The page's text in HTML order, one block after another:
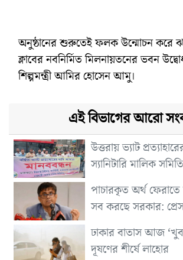
অনুষ্ঠানের শুরুতেই ফলক উন্মোচন করে
ক্লাবের নবনির্মিত মিলনায়তনের ভবন
শিল্পমন্ত্রী আমির হোসেন আমু।
এই বিভাগের আরো
উত্তরায় ভ্যাট
স্যানিটারি মালিক
পাচারকৃত অর্থ
সব করছে সরকার:
ঢাকার বাতাস আজ
দূষণের শীর্ষে লাহোর